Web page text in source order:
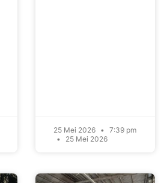
25 Mei 2026
7:39 pm
25 Mei 2026